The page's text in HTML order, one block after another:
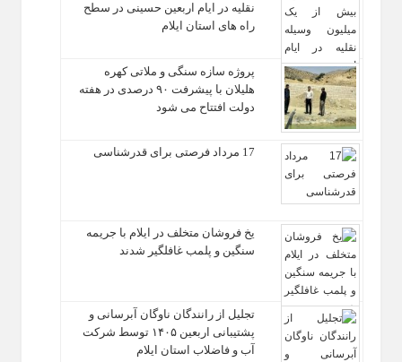
نقلیه در ایام اربعین حسینی در سطح
راه‌ های استان ایلام
پروژه سازه سنگی و ملاتی کهره
هلیلان با پیشرفت ۹۰ درصدی در هفته
دولت افتتاح می شود
17 مرداد فرصتی برای قدرشناسی
یخ‌ فروشان متخلف در ایلام با جریمه
سنگین و پلمب غافلگیر شدند
تجلیل از رانندگان ناوگان آبرسانی و
پشتیبانی اربعین ۱۴۰۵ توسط شرکت
آب و فاضلاب استان ایلام